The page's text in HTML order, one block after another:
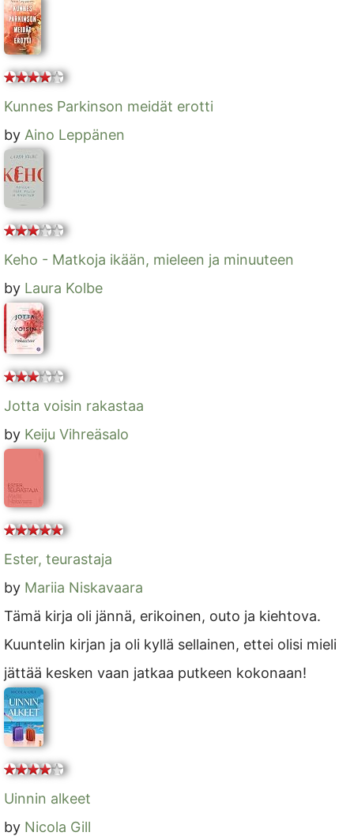
Kunnes Parkinson meidät erotti
by Aino Leppänen
Keho - Matkoja ikään, mieleen ja minuuteen
by Laura Kolbe
Jotta voisin rakastaa
by Keiju Vihreäsalo
Ester, teurastaja
by Mariia Niskavaara
Tämä kirja oli jännä, erikoinen, outo ja kiehtova.
Kuuntelin kirjan ja oli kyllä sellainen, ettei olisi mieli
jättää kesken vaan jatkaa putkeen kokonaan!
Uinnin alkeet
by Nicola Gill